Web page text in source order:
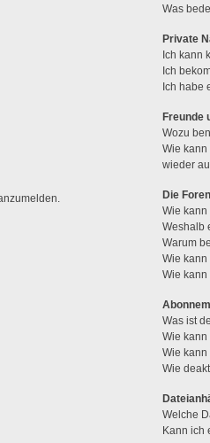
Was
Private
Ich kann
Ich
Ich habe
Freunde
Wozu
Wie
wieder
Die
Wie
Weshalb
Warum
Wie
Wie
Was ist
Wie
Wie
Wie
Welche
Kann ich